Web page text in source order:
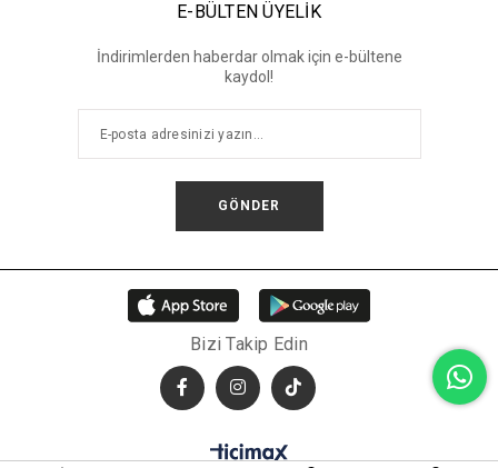
E-BÜLTEN ÜYELİK
İndirimlerden haberdar olmak için e-bültene
kaydol!
GÖNDER
Bizi Takip Edin